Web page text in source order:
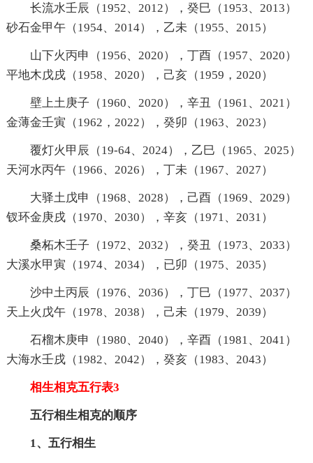
长流水壬辰（1952、2012），癸巳（1953、2013）
砂石金甲午（1954、2014），乙未（1955、2015）
山下火丙申（1956、2020），丁酉（1957、2020）
平地木戊戌（1958、2020），己亥（1959，2020）
壁上土庚子（1960、2020），辛丑（1961、2021）
金薄金壬寅（1962，2022），癸卯（1963、2023）
覆灯火甲辰（19-64、2024），乙巳（1965、2025）
天河水丙午（1966、2026），丁未（1967、2027）
大驿土戊申（1968、2028），己酉（1969、2029）
钗环金庚戌（1970、2030），辛亥（1971、2031）
桑柘木壬子（1972、2032），癸丑（1973、2033）
大溪水甲寅（1974、2034），已卯（1975、2035）
沙中土丙辰（1976、2036），丁巳（1977、2037）
天上火戊午（1978、2038），己未（1979、2039）
石榴木庚申（1980、2040），辛酉（1981、2041）
大海水壬戌（1982、2042），癸亥（1983、2043）
相生相克五行表3
五行相生相克的顺序
1、五行相生